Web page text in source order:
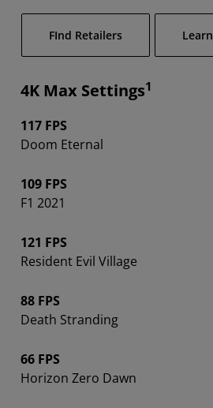
FInd Retailers
4K Max Settings1
117 FPS
Doom Eternal
109 FPS
F1 2021
121 FPS
Resident Evil Village
88 FPS
Death Stranding
66 FPS
Horizon Zero Dawn